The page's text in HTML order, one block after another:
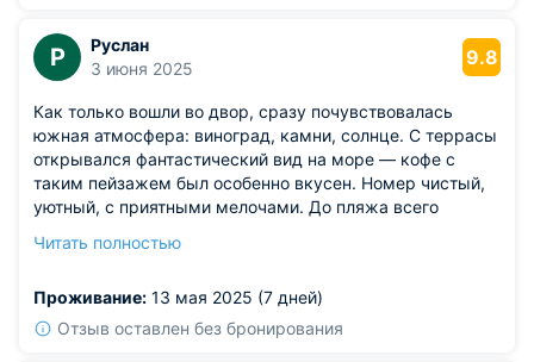
Р
Руслан
3 июня 2025
9.8
Как только вошли во двор, сразу почувствовалась
южная атмосфера: виноград, камни, солнце. С террасы
открывался фантастический вид на море — кофе с
таким пейзажем был особенно вкусен. Номер чистый,
уютный, с приятными мелочами. До пляжа всего
Персонал вежливый, всё подсказали и даже
вечером посидели во внутреннем дворике.
Из недостатков: эпизодически чувствовался слабый
Читать полностью
Проживание: 13 мая 2025 (7 дней)
Отзыв оставлен без бронирования